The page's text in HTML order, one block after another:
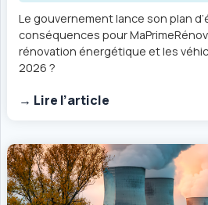
Le gouvernement lance son plan
conséquences pour
rénovation énergétique et les
2026 ?
→ Lire l’article